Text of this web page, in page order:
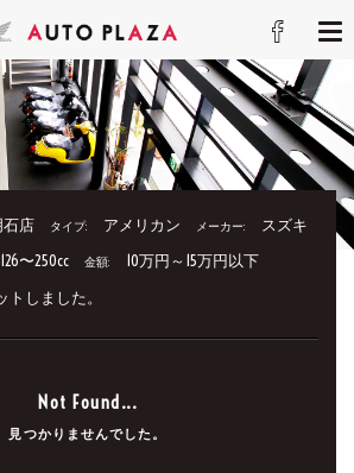
石店 タイプ: アメリカン メーカー: スズキ
126〜250cc 金額: 10万円～15万円以下
トしました。
Not Found...
見つかりませんでした。